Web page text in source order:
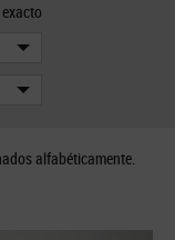
alfabéticamente.